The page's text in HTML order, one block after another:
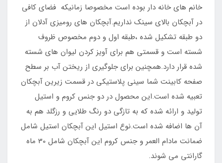
خانم های خانه دار بوده است مخصوصا زمانیکه فضای کافی
در آبچکان بالای سینک نداریم.آبچکان های رومیزی آدلان از
دو طبقه تشکیل شده ،طبقه اول و دوم مخصوص ظروف
شسته است و قسمتی هم برای آویز کردن لیوان های شسته
شده قرار دارد.همچنین برای جلوگیری از ریختن آب بر سطح
صفحه کابینت شما سینی پلاستیکی در قسمت زیرین آبچکان
تعبیه شده است.این محصول در دو جنس کروم و استیل
تولید و ارائه شده که به تازگی دو رنگ طلایی و رزگلد هم به
آن ها اضافه شده است.نوع استیل این آبچکان استیل شامل
ضمانت مادام العمر و جنس کروم این آبچکان شامل 30 ماه
گارانتی می شوند.